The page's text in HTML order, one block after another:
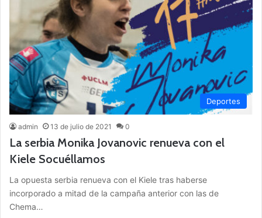
Deportes
admin 13 de julio de 2021 0
La serbia Monika Jovanovic renueva con el
Kiele Socuéllamos
La opuesta serbia renueva con el Kiele tras haberse
incorporado a mitad de la campaña anterior con las de
Chema…